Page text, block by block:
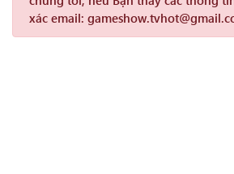
xác email: